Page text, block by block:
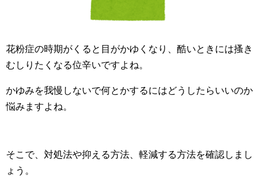
花粉症の時期がくると目がかゆくなり、酷いときには搔き
むしりたくなる位辛いですよね。
かゆみを我慢しないで何とかするにはどうしたらいいのか
悩みますよね。
そこで、対処法や抑える方法、軽減する方法を確認しまし
ょう。